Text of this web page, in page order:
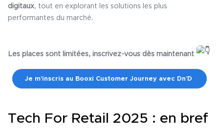
digitaux, tout en explorant les solutions les plus
performantes du marché.
Les places sont limitées, inscrivez-vous dès maintenant
Je m’inscris au Booxi Customer Journey avec Dn’D
Tech For Retail 2025 : en bref